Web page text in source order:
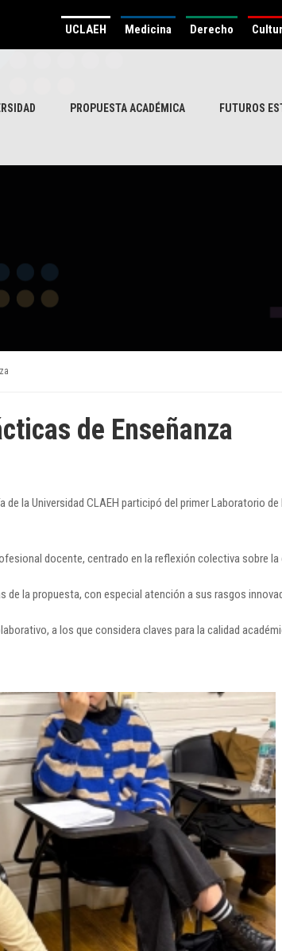
UCLAEH Medicina Derecho
PROPUESTA ACADÉMICA FUTUROS
de Enseñanza
la Universidad CLAEH participó del primer Laboratorio
docente, centrado en la reflexión colectiva sobre
la propuesta, con especial atención a sus rasgos
a los que considera claves para la calidad